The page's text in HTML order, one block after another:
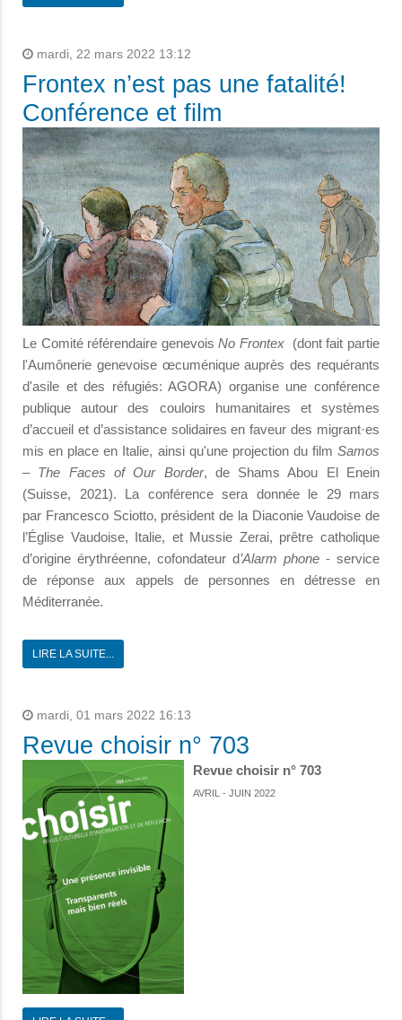
mardi, 22 mars 2022 13:12
Frontex n’est pas une fatalité!
Conférence et film
Le Comité référendaire genevoisNo Frontex(dont fait partie
l'Aumônerie genevoise œcuménique auprès des requérants
d'asile et des réfugiés: AGORA) organise une conférence
publique autour des couloirs humanitaires et systèmes
d’accueil et d’assistance solidaires en faveur des migrant·es
mis en place en Italie, ainsi qu'une projection du film Samos
– The Faces of Our Border, de Shams Abou El Enein
(Suisse, 2021). La conférence sera donnée le 29 mars
par Francesco Sciotto, président de la Diaconie Vaudoise de
l’Église Vaudoise, Italie, et Mussie Zerai, prêtre catholique
d’origine érythréenne, cofondateur d’Alarm phone - service
de réponse aux appels de personnes en détresse en
Méditerranée.
LIRE LA SUITE...
mardi, 01 mars 2022 16:13
Revue choisir n° 703
Revue choisir n° 703
AVRIL - JUIN 2022